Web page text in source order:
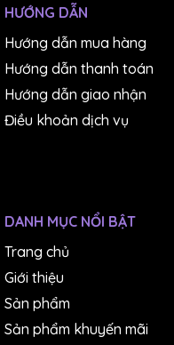
HƯỚNG DẪN
Hướng dẫn mua hàng
Hướng dẫn thanh toán
Hướng dẫn giao nhận
Điều khoản dịch vụ
DANH MỤC NỔI BẬT
Trang chủ
Giới thiệu
Sản phẩm
Sản phẩm khuyến mãi